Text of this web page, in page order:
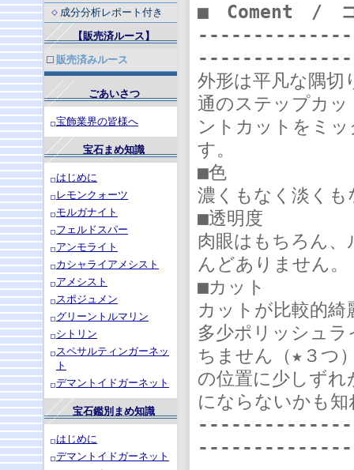
成分分析レポート付き
【販売済ルース】
販売済みルース
ごあいさつ
宝飾業界の皆様へ
宝石まめ知識
はじめに
レモンクォーツ
モルガナイト
フェルドスパー
アンモライト
カシャライアメシスト
アメシスト
スポジュメン
グリーントルマリン
シトリン
スペサルティンガーネッ
ト
デマントイドガーネット
宝石鑑別まめ知識
はじめに
デマントイドガーネット
■ Coment / コ
外形は平凡な隅
通のステップカ
ントカットをミ
す。
■色
濃くもなく淡く
■透明度
肉眼はもちろん
んどありません。
■カット
カットが比較的
多少ポリッシュ
ちません（★３つ
の位置に少しず
にならないかも